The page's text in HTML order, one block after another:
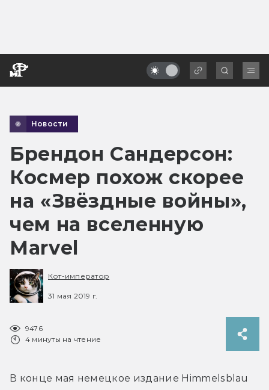
Новости
Брендон Сандерсон:
Космер похож скорее
на «Звёздные войны»,
чем на вселенную
Marvel
Кот-император
31 мая 2019 г.
9476
4 минуты на чтение